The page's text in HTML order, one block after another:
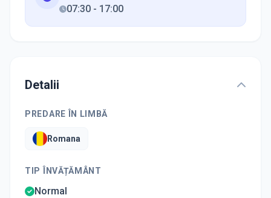
07:30 - 17:00
Detalii
PREDARE ÎN LIMBĂ
Romana
TIP ÎNVĂȚĂMÂNT
Normal